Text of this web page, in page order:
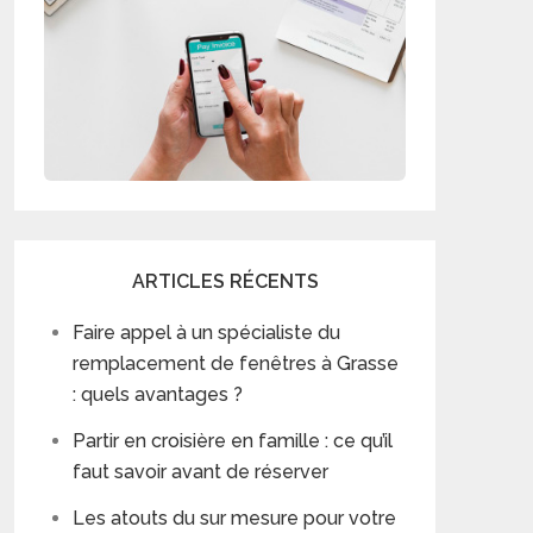
ARTICLES RÉCENTS
Faire appel à un spécialiste du
remplacement de fenêtres à Grasse
: quels avantages ?
Partir en croisière en famille : ce qu’il
faut savoir avant de réserver
Les atouts du sur mesure pour votre